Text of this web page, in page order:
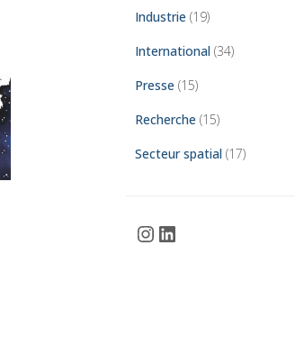
Industrie (19)
International(34)
Presse (15)
Recherche (15)
Secteur spatial(17)
InstagramLinkedIn